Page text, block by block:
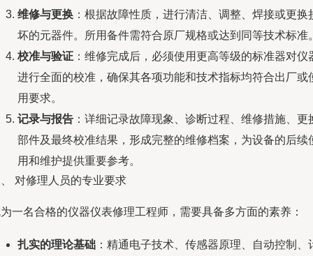
维修与更换 ：根据故障性质，进行清洁、调整、焊接或更换
坏的元器件。所用备件需符合原厂规格或达到同等技术标准
校准与验证 ：维修完成后，必须使用更高等级的标准器对仪
进行全面的校准，确保其各项功能和技术指标均符合出厂或
用要求。
记录与报告 ：详细记录故障现象、诊断过程、维修措施、更
部件及最终校准结果，形成完整的维修档案，为设备的后续
用和维护提供重要参考。
对修理人员的专业要求
一名合格的仪器仪表修理工程师，需要具备多方面的素养：
扎实的理论基础 ：精通电子技术、传感器原理、自动控制、